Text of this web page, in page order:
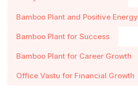
Bamboo Plant and Positive Energy
Bamboo Plant for Success
Bamboo Plant for Career Growth
Office Vastu for Financial Growth